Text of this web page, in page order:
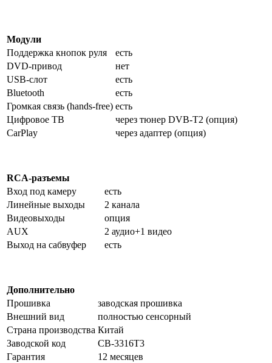
Модули
Поддержка кнопок руля
есть
DVD-привод
нет
USB-слот
есть
Bluetooth
есть
Громкая связь (hands-free) есть
Цифровое ТВ
через тюнер DVB-T2 (опция)
CarPlay
через адаптер (опция)
RCA-разъемы
Вход под камеру
есть
Линейные выходы
2 канала
Видеовыходы
опция
AUX
2 аудио+1 видео
Выход на сабвуфер
есть
Дополнительно
Прошивка
заводская прошивка
Внешний вид
полностью сенсорный
Страна производства Китай
Заводской код
CB-3316T3
Гарантия
12 месяцев